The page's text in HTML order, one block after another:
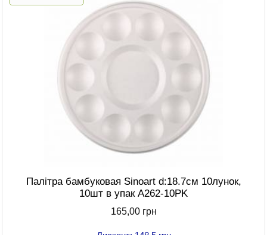
Палітра бамбуковая Sinoart d:18.7см 10лунок,
10шт в упак A262-10PK
165,00 грн